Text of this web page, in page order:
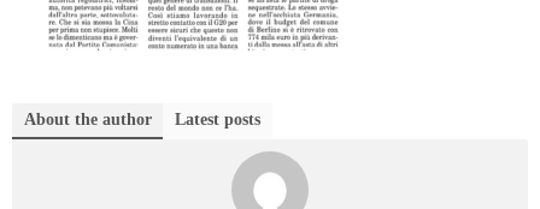
About the author Latest posts